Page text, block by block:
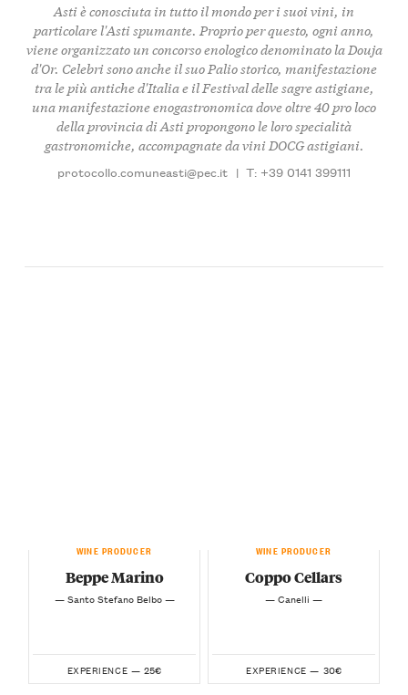
Asti è conosciuta in tutto il mondo per i suoi vini, in
particolare l'Asti spumante. Proprio per questo, ogni anno,
viene organizzato un concorso enologico denominato la Douja
d'Or. Celebri sono anche il suo Palio storico, manifestazione
tra le più antiche d'Italia e il Festival delle sagre astigiane,
una manifestazione enogastronomica dove oltre 40 pro loco
della provincia di Asti propongono le loro specialità
gastronomiche, accompagnate da vini DOCG astigiani.
protocollo.comuneasti@pec.it | T: +39 0141 399111
WINE PRODUCER
Beppe Marino
— Santo Stefano Belbo —
EXPERIENCE — 25€
WINE PRODUCER
Coppo Cellars
— Canelli —
EXPERIENCE — 30€